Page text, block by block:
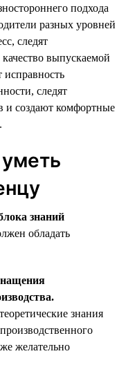
подхода
разных уровней
следят
качество выпускаемой
следят
и создают комфортные
знаний
обладать
знания
желательно